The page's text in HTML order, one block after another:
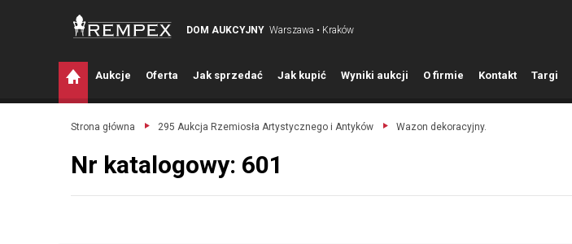
DOM AUKCYJNY Warszawa • Kraków
Aukcje Oferta Jak sprzedać Jak kupić Wyniki aukcji O firmie Kontakt Targi
Strona główna 295 Aukcja Rzemiosła Artystycznego i Antyków Wazon dekoracyjny.
Nr katalogowy: 601